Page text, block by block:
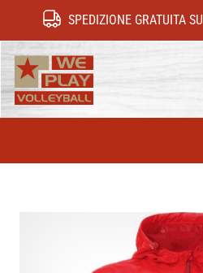
SPEDIZIONE GRATUITA SU